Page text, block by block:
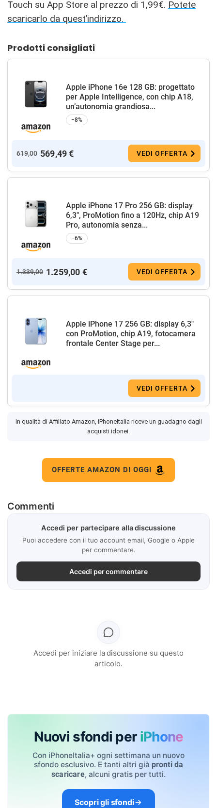
Touch su App Store al prezzo di 1,99€. Potete
scaricarlo da quest’indirizzo.
Prodotti consigliati
Apple iPhone 16e 128 GB: progettato
per Apple Intelligence, con chip A18,
un’autonomia grandiosa...
−8%
619,00 569,49 € VEDI OFFERTA
Apple iPhone 17 Pro 256 GB: display
6,3", ProMotion fino a 120Hz, chip A19
Pro, autonomia senza...
−6%
1.339,00 1.259,00 € VEDI OFFERTA
Apple iPhone 17 256 GB: display 6,3"
con ProMotion, chip A19, fotocamera
frontale Center Stage per...
VEDI OFFERTA
In qualità di Affiliato Amazon, iPhoneItalia riceve un guadagno dagli
acquisti idonei.
OFFERTE AMAZON DI OGGI
Commenti
Accedi per partecipare alla discussione
Puoi accedere con il tuo account email, Google o Apple
per commentare.
Accedi per commentare
Accedi per iniziare la discussione su questo
articolo.
Nuovi sfondi per iPhone
Con iPhoneItalia+ ogni settimana un nuovo
sfondo esclusivo. E tanti altri già pronti da
scaricare, alcuni gratis per tutti.
Scopri gli sfondi